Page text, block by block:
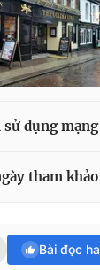
sử dụng
tham
Bài đọc